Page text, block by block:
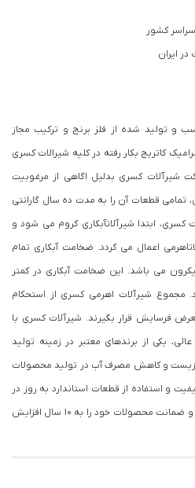
کشور
در ایران
و تولید شده از فلز برنج و ترکیب مجاز
کاتریج بکار رفته در کلیه شیرالات کسری
شیرآلات کسری بدلیل اگاهی از مرغوبیت
تمامی قطعات آن را به مدت ده سال گارانتی
ابتدا شیرآلاتآبکاری کروم می شود و
اعمال می گردد. ضخامت آبکاری تمام
شرکت کسری حدود ۲۰ میکرون می باشد. این ضخامت آبکاری در کمتر
شیرآلات اهرمی کسری از استحکام
فرسایش قرار بگیرند. شیرآلات کسری با
یکی از برندهای معتبر در زمینه تولید
و کاهش مصرف آب در تولید محصولات
و استفاده از قطعات استاندارد به روز در
شیرآلات کسری، شرکت کسری گارانتی و ضمانت محصولات خود را به 10 سال افزایش